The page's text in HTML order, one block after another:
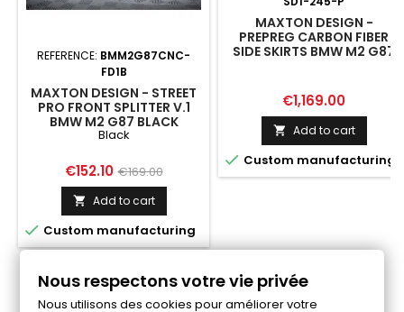
REFERENCE: BMM2G87CNC-
FD1B
MAXTON DESIGN - STREET
PRO FRONT SPLITTER V.1
BMW M2 G87 BLACK
Black
Price
€152.10 Regular
price
€169.00
 Add to cart
 Custom manufacturing
MAXTON DESIGN -
PREPREG CARBON FIBER
SIDE SKIRTS BMW M2 G87
Price
€1,169.00
 Add to cart
 Custom manufacturing
Follow us on Facebook
Nous respectons votre vie privée
Nous utilisons des cookies pour améliorer votre